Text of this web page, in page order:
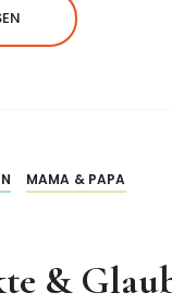
MAMA & PAPA
&